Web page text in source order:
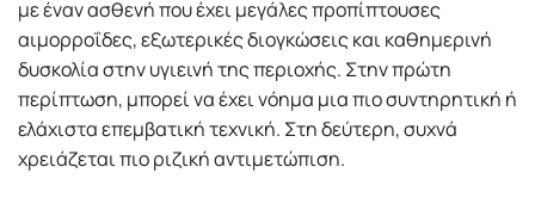
με έναν ασθενή που έχει μεγάλες προπίπτουσες
αιμορροΐδες, εξωτερικές διογκώσεις και καθημερινή
δυσκολία στην υγιεινή της περιοχής. Στην πρώτη
περίπτωση, μπορεί να έχει νόημα μια πιο συντηρητική ή
ελάχιστα επεμβατική τεχνική. Στη δεύτερη, συχνά
χρειάζεται πιο ριζική αντιμετώπιση.